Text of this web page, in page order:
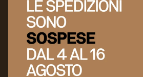
Menù
Link Utili